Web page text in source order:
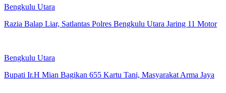
Bengkulu Utara
Razia Balap Liar, Satlantas Polres Bengkulu Utara Jaring 11 Motor
Bengkulu Utara
Bupati Ir.H Mian Bagikan 655 Kartu Tani, Masyarakat Arma Jaya